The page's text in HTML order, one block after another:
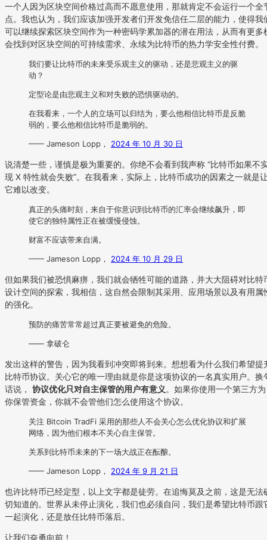
一个人因为区块空间价格过高而不愿意使用，那就肯定不会运行一个全
点。我也认为，我们应该加强开发者们开发免信任二层的能力，使得我
可以继续探索区块空间作为一种密码学累加器的潜在用法，从而有更多
会找到对区块空间的可持续需求、永续为比特币的热力学安全性付费。
我们要让比特币的未来受乐观主义的驱动，还是悲观主义的驱
动？
定型论是由悲观主义和对失败的恐惧驱动的。
在我看来，一个人的立场可以归结为，要么他相信比特币是反脆
弱的，要么他相信比特币是脆弱的。
—— Jameson Lopp， 2024 年 10 月 30 日
说清楚一些，谨慎是极为重要的。你绝不会看到我声称 “比特币如果不
现 X 特性就会失败”。在我看来，实际上，比特币成功的因素之一就是
它难以改变。
真正的头痛时刻，来自于你意识到比特币的汇率会继续飙升，即
使它的独特属性正在被缓慢侵蚀。
财富不应该带来自满。
—— Jameson Lopp， 2024 年 10 月 29 日
但如果我们被恐惧麻痹，我们就会牺牲可能的道路，并大大阻碍对比特
设计空间的探索，我相信，这自然会限制其采用、应用场景以及有用属
的强化。
预防的痛苦常常超过真正要被避免的危险。
—— 拿破仑
发出这样的警告，因为我看到冲突即将到来。想想看为什么我们希望提
比特币协议。关心它的唯一理由就是你是这项协议的一名真实用户。换
话说， 协议优化只对自主保管的用户有意义 。如果你使用一个第三方为
你保管资金，你就不会管他们怎么使用这个协议。
关注 Bitcoin TradFi 采用的那些人不会关心怎么优化协议和扩展
网络，因为他们根本不关心自主保管。
关系到比特币未来的下一场大战正在酝酿。
—— Jameson Lopp， 2024 年 9 月 21 日
也许比特币已经定型，以上文字都是徒劳。在追悔莫及之前，这是无法
切知道的。世界从未停止演化，我们也必须自问，我们是希望比特币跟
一起演化，还是放任比特币落后。
让我们奋勇向前！